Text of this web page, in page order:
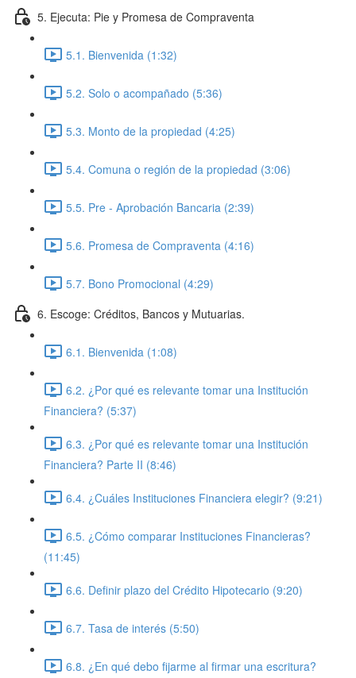
5. Ejecuta: Pie y Promesa de Compraventa
5.1. Bienvenida (1:32)
5.2. Solo o acompañado (5:36)
5.3. Monto de la propiedad (4:25)
5.4. Comuna o región de la propiedad (3:06)
5.5. Pre - Aprobación Bancaria (2:39)
5.6. Promesa de Compraventa (4:16)
5.7. Bono Promocional (4:29)
6. Escoge: Créditos, Bancos y Mutuarias.
6.1. Bienvenida (1:08)
6.2. ¿Por qué es relevante tomar una Institución
Financiera? (5:37)
6.3. ¿Por qué es relevante tomar una Institución
Financiera? Parte II (8:46)
6.4. ¿Cuáles Instituciones Financiera elegir? (9:21)
6.5. ¿Cómo comparar Instituciones Financieras?
(11:45)
6.6. Definir plazo del Crédito Hipotecario (9:20)
6.7. Tasa de interés (5:50)
6.8. ¿En qué debo fijarme al firmar una escritura?